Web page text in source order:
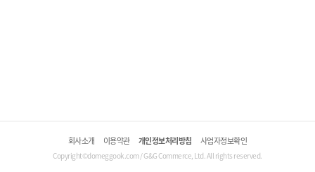
회사소개 이용약관 개인정보처리방침 사업자정보확인
Copyright©domeggook.com / G&G Commerce, Ltd. All rights reserved.